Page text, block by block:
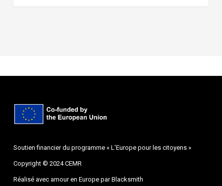
Soutien financier du programme « L'Europe pour les citoyens »
Copyright © 2024 CEMR
Réalisé avec amour en Europe parBlacksmith